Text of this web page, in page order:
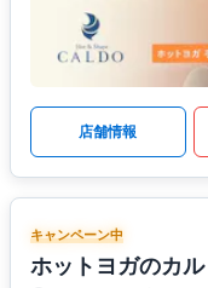
店舗情報
キャンペーン中
ホットヨガのカ